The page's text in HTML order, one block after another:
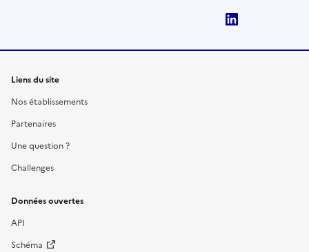
Liens du site
Nos établissements
Partenaires
Une question ?
Challenges
Données ouvertes
API
Schéma